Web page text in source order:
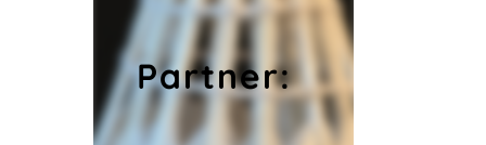
Partner: